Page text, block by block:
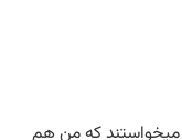
میخواستند که من هم